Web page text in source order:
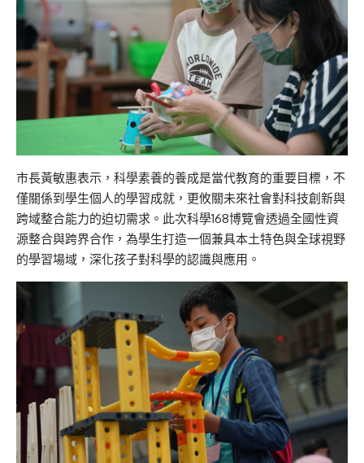
市長黃敏惠表示，科學素養的養成是當代教育的重要目標，不
僅關係到學生個人的學習成就，更攸關未來社會對科技創新與
跨域整合能力的迫切需求。此次科學168博覽會透過全國性資
源整合與跨界合作，為學生打造一個兼具本土特色與全球視野
的學習場域，深化孩子對科學的認識與應用。